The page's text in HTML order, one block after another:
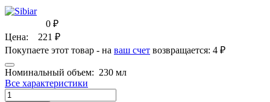
0 ₽
Цена: 221 ₽
Покупаете этот товар - на ваш счет возвращается: 4 ₽
Номинальный объем: 230 мл
Все характеристики